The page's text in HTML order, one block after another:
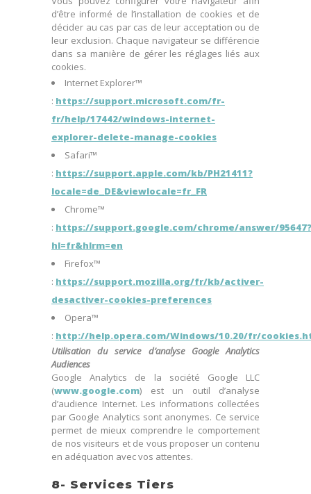
d’être informé de l’installation de cookies et de
décider au cas par cas de leur acceptation ou de
leur exclusion. Chaque navigateur se différencie
dans sa manière de gérer les réglages liés aux
cookies.
Internet Explorer™
: https://support.microsoft.com/fr-
fr/help/17442/windows-internet-
explorer-delete-manage-cookies
Safari™
: https://support.apple.com/kb/PH21411?
locale=de_DE&viewlocale=fr_FR
Chrome™
: https://support.google.com/chrome/answer/95647?
hl=fr&hlrm=en
Firefox™
: https://support.mozilla.org/fr/kb/activer-
desactiver-cookies-preferences
Opera™
: http://help.opera.com/Windows/10.20/fr/
Utilisation du service d’analyse Google Analytics
Audiences
Google Analytics de la société Google LLC
(www.google.com) est un outil d’analyse
d’audience Internet. Les informations collectées
par Google Analytics sont anonymes. Ce service
permet de mieux comprendre le comportement
de nos visiteurs et de vous proposer un contenu
en adéquation avec vos attentes.
8- Services Tiers